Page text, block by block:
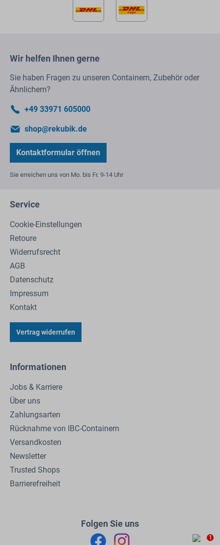
Wir helfen Ihnen gerne
Sie haben Fragen zu unseren Containern, Zubehör oder
Ähnlichem?
+49 33971 605000
shop@rekubik.de
Kontaktformular öffnen
Sie erreichen uns von Mo. bis Fr. 9-14 Uhr
Service
Cookie-Einstellungen
Retoure
Widerrufsrecht
AGB
Datenschutz
Impressum
Kontakt
Vertrag widerrufen
Informationen
Jobs & Karriere
Über uns
Zahlungsarten
Rücknahme von IBC-Containern
Versandkosten
Newsletter
Trusted Shops
Barrierefreiheit
Folgen Sie uns
1